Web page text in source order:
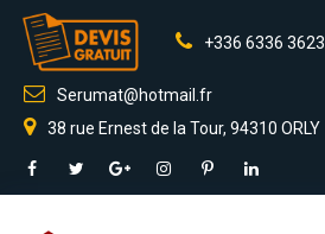
+336 6336 3623
Serumat@hotmail.fr
38 rue Ernest de la Tour, 94310 ORLY